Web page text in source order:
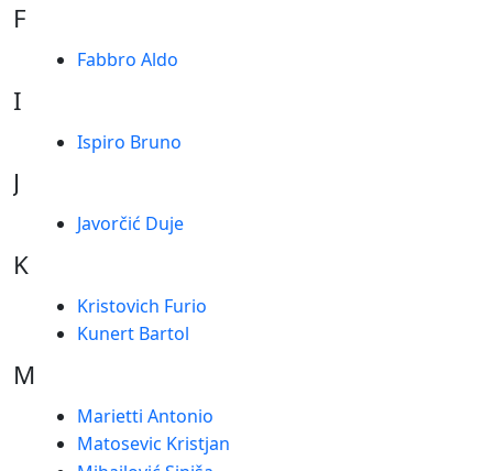
F
Fabbro Aldo
I
Ispiro Bruno
J
Javorčić Duje
K
Kristovich Furio
Kunert Bartol
M
Marietti Antonio
Matosevic Kristjan